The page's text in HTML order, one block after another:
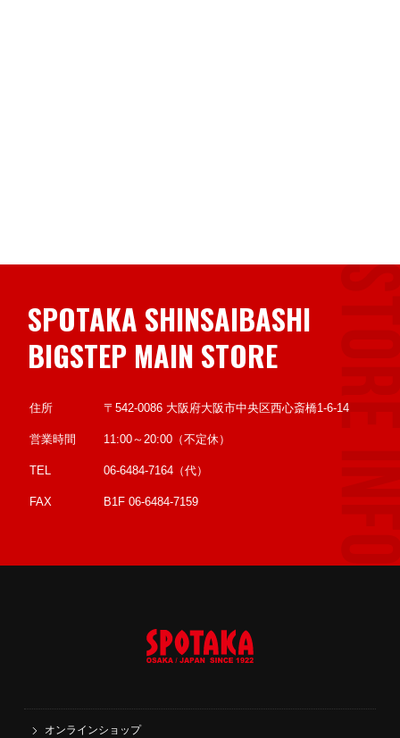
SPOTAKA SHINSAIBASHI
BIGSTEP MAIN STORE
住所 〒542-0086 大阪府大阪市中央区西心斎橋1-6-14
営業時間 11:00～20:00（不定休）
TEL 06-6484-7164（代）
FAX B1F 06-6484-7159
オンラインショップ